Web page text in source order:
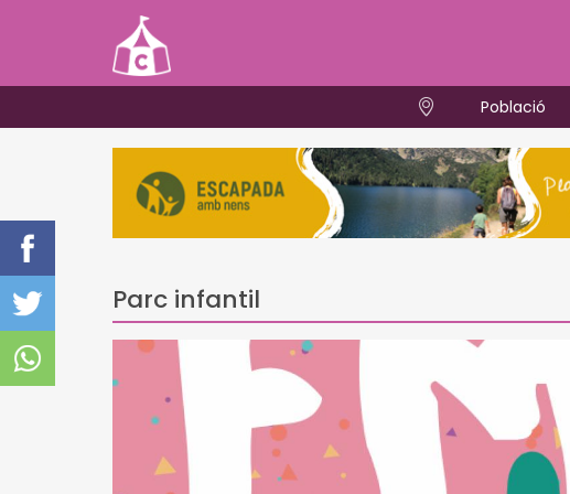
Població
Parc infantil